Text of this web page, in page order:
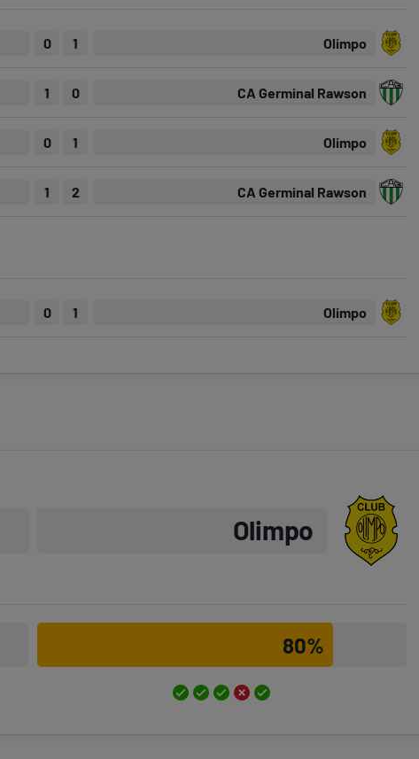
0 Olimpo
1
1 CA Germinal Rawson
0
0 Olimpo
1
1 CA Germinal Rawson
2
0 Olimpo
1
Olimpo
80%